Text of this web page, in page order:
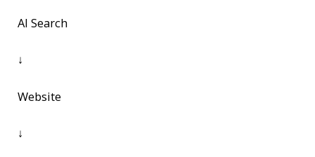
AI Search
↓
Website
↓